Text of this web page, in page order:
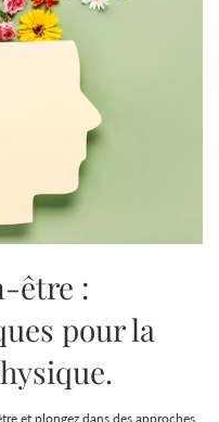
être :
pour la
et plongez dans des approches